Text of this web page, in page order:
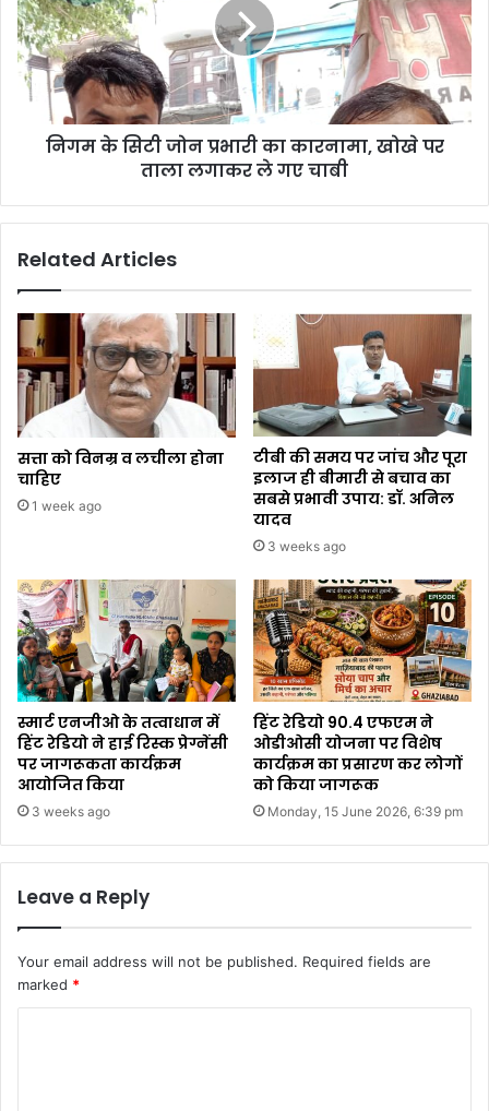
निगम के सिटी जोन प्रभारी का कारनामा, खोखे पर
ताला लगाकर ले गए चाबी
Related Articles
सत्ता को विनम्र व लचीला होना
चाहिए
1 week ago
टीबी की समय पर जांच और पूरा
इलाज ही बीमारी से बचाव का
सबसे प्रभावी उपाय: डॉ. अनिल
यादव
3 weeks ago
स्मार्ट एनजीओ के तत्वाधान में
हिंट रेडियो ने हाई रिस्क प्रेग्नेंसी
पर जागरूकता कार्यक्रम
आयोजित किया
3 weeks ago
हिंट रेडियो 90.4 एफएम ने
ओडीओसी योजना पर विशेष
कार्यक्रम का प्रसारण कर लोगों
को किया जागरूक
Monday, 15 June 2026, 6:39 pm
Leave a Reply
Your email address will not be published. Required fields are
marked *